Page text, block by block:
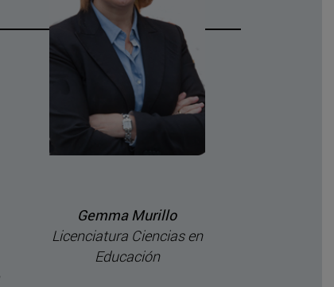
Gemma Murillo
Licenciatura Ciencias en
Educación